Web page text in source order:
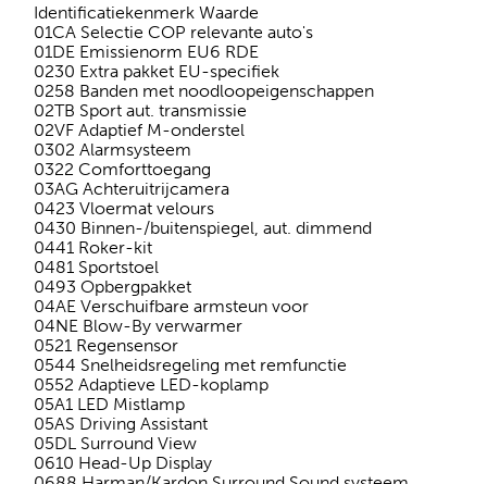
Identificatiekenmerk Waarde
01CA Selectie COP relevante auto's
01DE Emissienorm EU6 RDE
0230 Extra pakket EU-specifiek
0258 Banden met noodloopeigenschappen
02TB Sport aut. transmissie
02VF Adaptief M-onderstel
0302 Alarmsysteem
0322 Comforttoegang
03AG Achteruitrijcamera
0423 Vloermat velours
0430 Binnen-/buitenspiegel, aut. dimmend
0441 Roker-kit
0481 Sportstoel
0493 Opbergpakket
04AE Verschuifbare armsteun voor
04NE Blow-By verwarmer
0521 Regensensor
0544 Snelheidsregeling met remfunctie
0552 Adaptieve LED-koplamp
05A1 LED Mistlamp
05AS Driving Assistant
05DL Surround View
0610 Head-Up Display